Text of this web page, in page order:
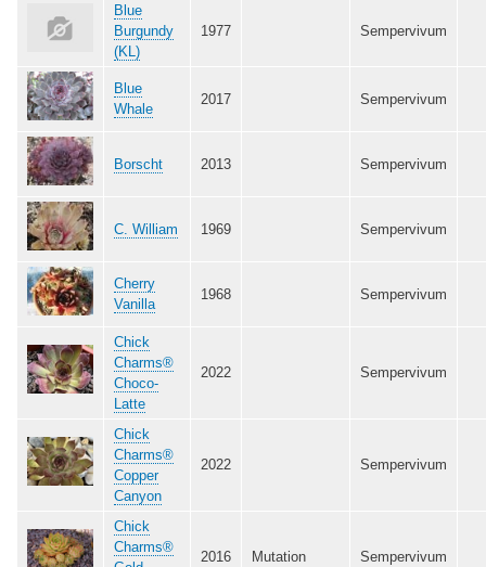
Blue
Burgundy
(KL)
1977 Sempervivum
Blue
Whale
2017 Sempervivum
Borscht 2013 Sempervivum
C. William 1969 Sempervivum
Cherry
Vanilla
1968 Sempervivum
Chick
Charms®
Choco-
Latte
2022 Sempervivum
Chick
Charms®
Copper
Canyon
2022 Sempervivum
Chick
Charms®
2016 Mutation Sempervivum